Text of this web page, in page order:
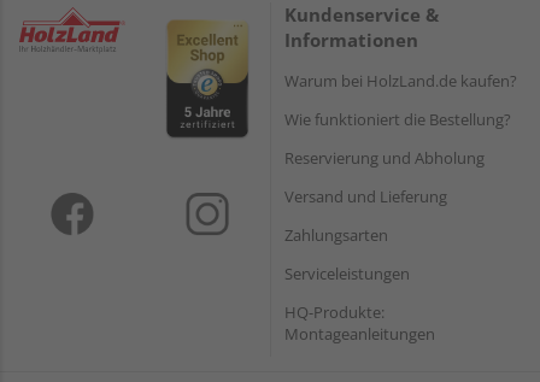
Kundenservice &
Informationen
Warum bei HolzLand.de kaufen?
Wie funktioniert die Bestellung?
Reservierung und Abholung
Versand und Lieferung
Zahlungsarten
Serviceleistungen
HQ-Produkte:
Montageanleitungen